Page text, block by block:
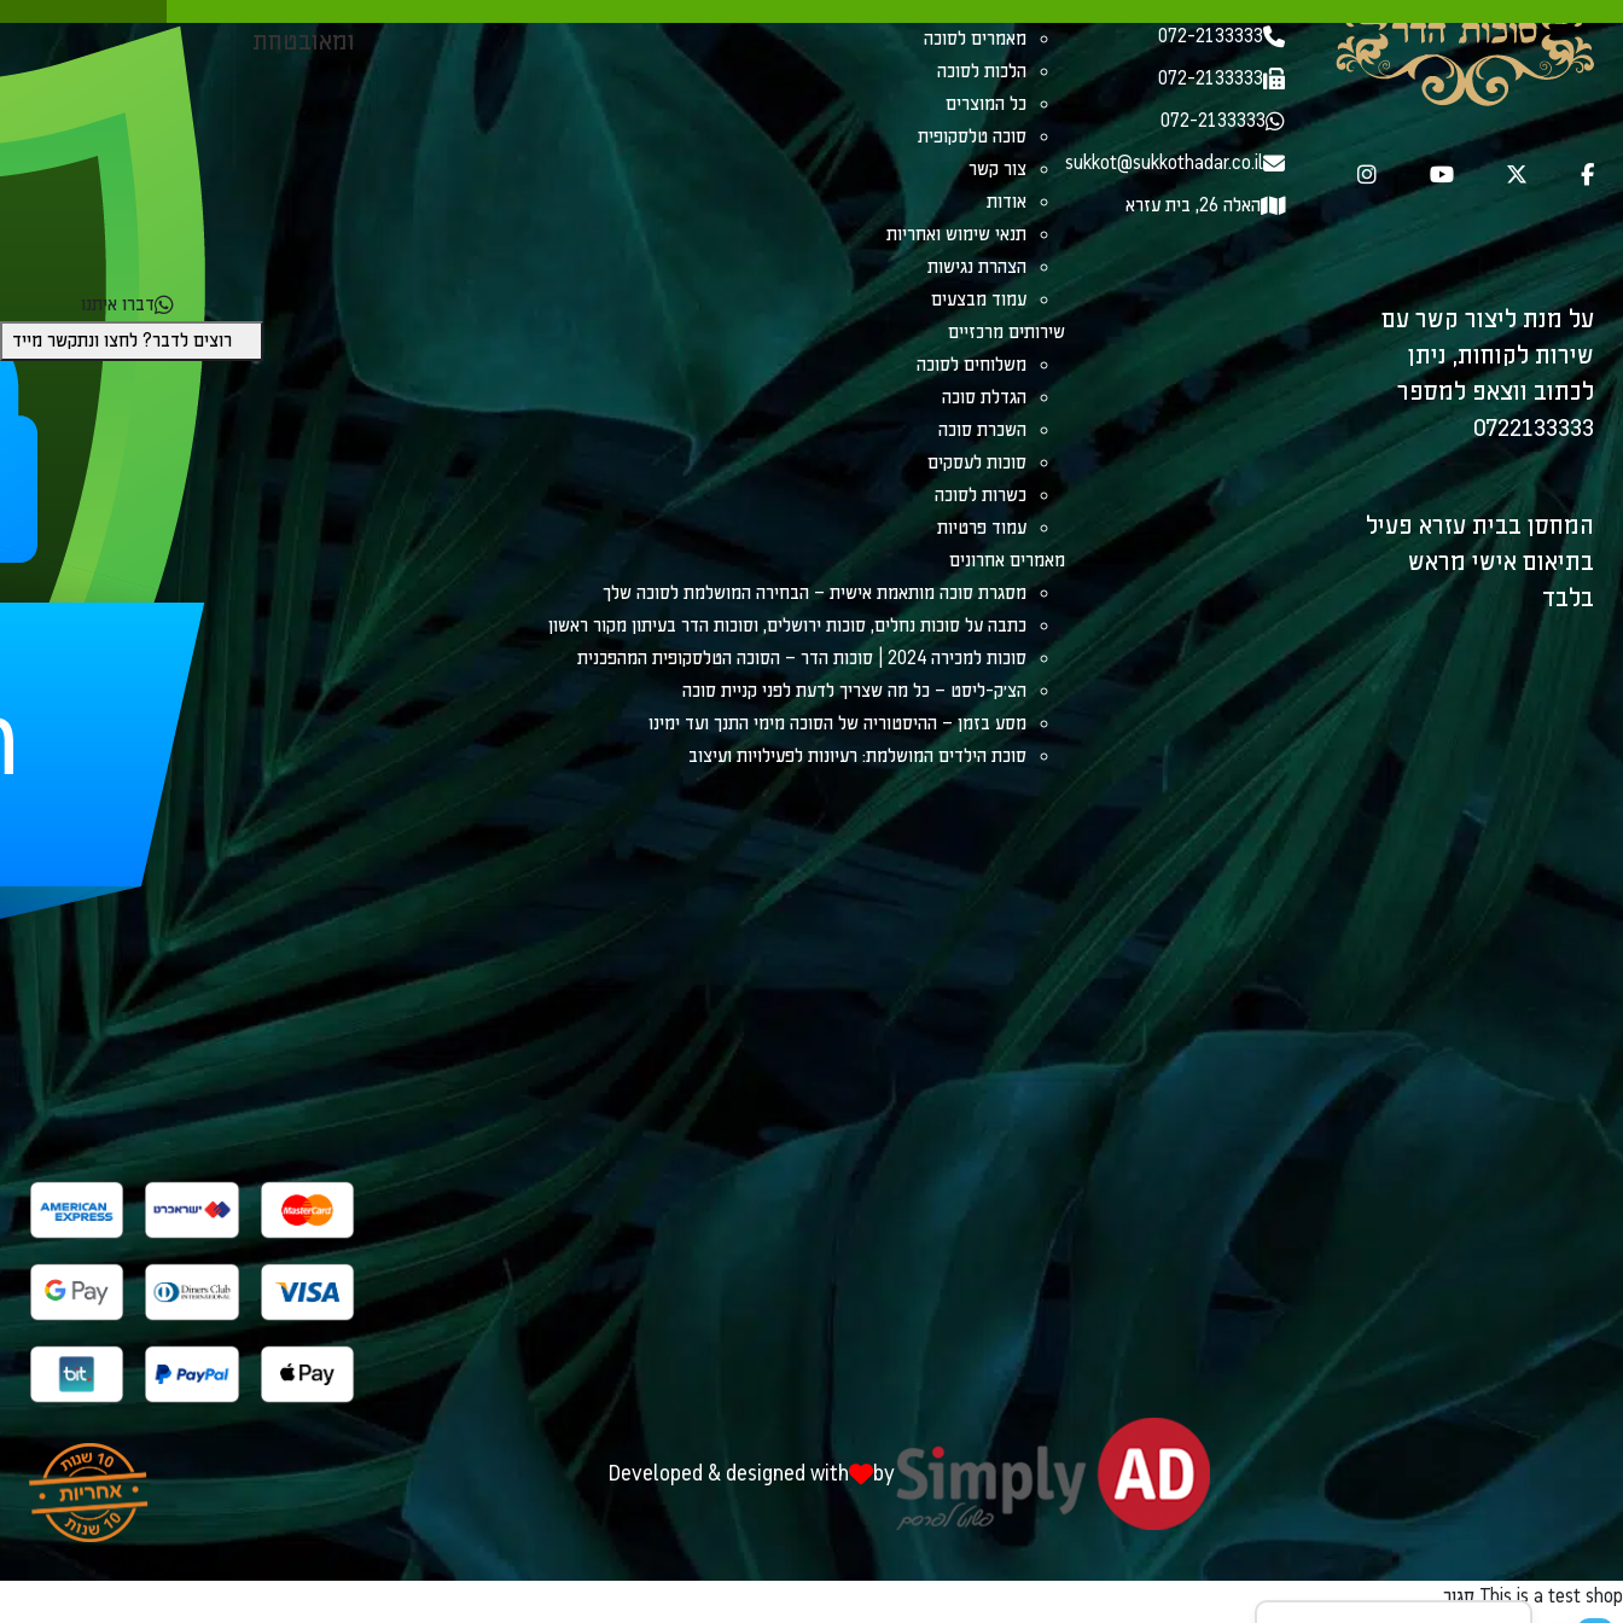
על מנת ליצור קשר עם
שירות לקוחות, ניתן
לכתוב ווצאפ למספר
0722133333
המחסן בבית עזרא פעיל
בתיאום אישי מראש
בלבד
072-2133333
072-2133333
072-2133333
sukkot@sukkothadar.co.il
האלה 26, בית עזרא
מאמרים לסוכה
הלכות לסוכה
כל המוצרים
סוכה טלסקופית
צור קשר
אודות
תנאי שימוש ואחריות
הצהרת נגישות
עמוד מבצעים
שירותים מרכזיים
משלוחים לסוכה
הגדלת סוכה
השכרת סוכה
סוכות לעסקים
כשרות לסוכה
עמוד פרטיות
מאמרים אחרונים
מסגרת סוכה מותאמת אישית – הבחירה המושלמת לסוכה שלך
כתבה על סוכות נחלים, סוכות ירושלים, וסוכות הדר בעיתון מקור ראשון
סוכות למכירה 2024 | סוכות הדר – הסוכה הטלסקופית המהפכנית
הצ׳ק-ליסט – כל מה שצריך לדעת לפני קניית סוכה
מסע בזמן – ההיסטוריה של הסוכה מימי התנך ועד ימינו
סוכת הילדים המושלמת: רעיונות לפעילויות ועיצוב
ומאובטחת
Developed & designed with by
דברו איתנו
רוצים לדבר? לחצו ונתקשר מייד
This is a test shopסגור